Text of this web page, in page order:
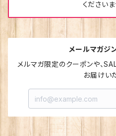
ください
メールマガジ
メルマガ限定のクーポンや、
お届けい